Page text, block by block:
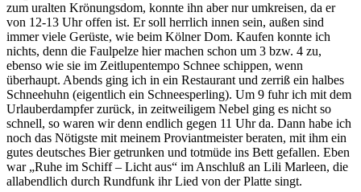
zum uralten Krönungsdom, konnte ihn aber nur umkreisen, da er
von 12-13 Uhr offen ist. Er soll herrlich innen sein, außen sind
immer viele Gerüste, wie beim Kölner Dom. Kaufen konnte ich
nichts, denn die Faulpelze hier machen schon um 3 bzw. 4 zu,
ebenso wie sie im Zeitlupentempo Schnee schippen, wenn
überhaupt. Abends ging ich in ein Restaurant und zerriß ein halbes
Schneehuhn (eigentlich ein Schneesperling). Um 9 fuhr ich mit dem
Urlauberdampfer zurück, in zeitweiligem Nebel ging es nicht so
schnell, so waren wir denn endlich gegen 11 Uhr da. Dann habe ich
noch das Nötigste mit meinem Proviantmeister beraten, mit ihm ein
gutes deutsches Bier getrunken und totmüde ins Bett gefallen. Eben
war Ruhe im Schiff – Licht aus
im Anschluß an Lili Marleen, die
allabendlich durch Rundfunk ihr Lied von der Platte singt.